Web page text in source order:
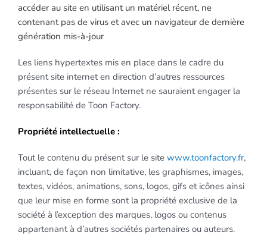
accéder au site en utilisant un matériel récent, ne
contenant pas de virus et avec un navigateur de dernière
génération mis-à-jour
Les liens hypertextes mis en place dans le cadre du
présent site internet en direction d’autres ressources
présentes sur le réseau Internet ne sauraient engager la
responsabilité de Toon Factory.
Propriété intellectuelle :
Tout le contenu du présent sur le site www.toonfactory.fr,
incluant, de façon non limitative, les graphismes, images,
textes, vidéos, animations, sons, logos, gifs et icônes ainsi
que leur mise en forme sont la propriété exclusive de la
société à l’exception des marques, logos ou contenus
appartenant à d’autres sociétés partenaires ou auteurs.